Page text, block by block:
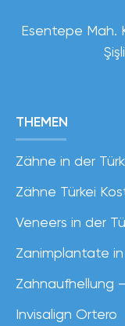
Esentepe Mah.
THEMEN
Zähne in der
Zähne Türkei
Veneers in der
Zanimplantate in
Zahnaufhellung
Invisalign Ortero